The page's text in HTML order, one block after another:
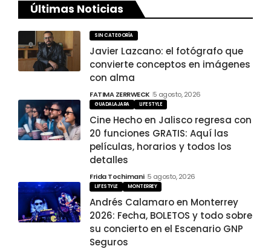
Últimas Noticias
SIN CATEGORÍA
Javier Lazcano: el fotógrafo que
convierte conceptos en imágenes
con alma
FATIMA ZERRWECK 5 agosto, 2026
GUADALAJARA LIFESTYLE
Cine Hecho en Jalisco regresa con
20 funciones GRATIS: Aquí las
películas, horarios y todos los
detalles
Frida Tochimani 5 agosto, 2026
LIFESTYLE MONTERREY
Andrés Calamaro en Monterrey
2026: Fecha, BOLETOS y todo sobre
su concierto en el Escenario GNP
Seguros